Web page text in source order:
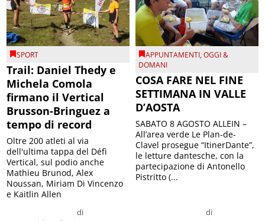
SPORT
Trail: Daniel Thedy e
Michela Comola
firmano il Vertical
Brusson-Bringuez a
tempo di record
di
Oltre 200 atleti al via
dell'ultima tappa del Défì
Vertical, sul podio anche
Mathieu Brunod, Alex
Noussan, Miriam Di Vincenzo
e Kaitlin Allen
APPUNTAMENTI,OGGI &
DOMANI
COSA FARE NEL FINE
SETTIMANA IN VALLE
D’AOSTA
di
SABATO 8 AGOSTO ALLEIN –
All’area verde Le Plan-de-
Clavel prosegue “ItinerDante”,
le letture dantesche, con la
partecipazione di Antonello
Pistritto (...